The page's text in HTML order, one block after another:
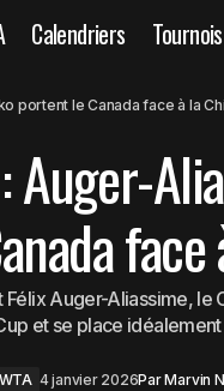
Calendriers Tournois
portent le Canada face à la
Auger-
face
Auger-Aliassime, le
et se place
WTA 4 janvier 2026ParMarvin